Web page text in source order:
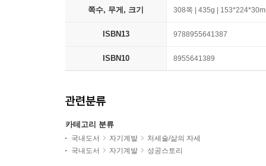
쪽수, 무게, 크기 308쪽 | 435g |
ISBN13 9788955641387
ISBN10 8955641389
관련분류
카테고리 분류
국내도서 자기계발
처세술/삶의 자세
국내도서
자기계발 성공스토리